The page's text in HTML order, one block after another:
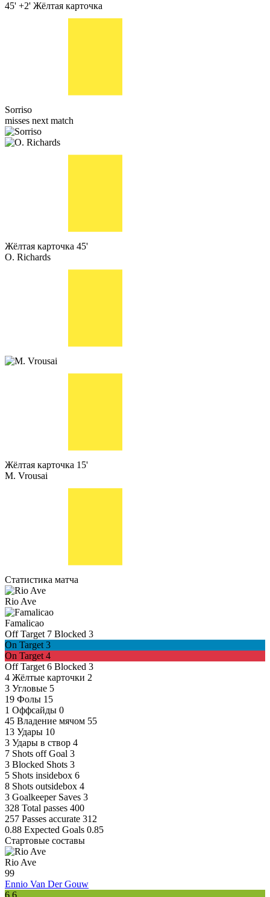
45' +2' Жёлтая карточка
Sorriso
misses next match
Жёлтая карточка 45'
O. Richards
Жёлтая карточка 15'
M. Vrousai
Статистика матча
Rio Ave
Famalicao
Off Target 7 Blocked 3
On Target 3
On Target 4
Off Target 6 Blocked 3
4 Жёлтые карточки 2
3 Угловые 5
19 Фолы 15
1 Оффсайды 0
45 Владение мячом 55
13 Удары 10
3 Удары в створ 4
7 Shots off Goal 3
3 Blocked Shots 3
5 Shots insidebox 6
8 Shots outsidebox 4
3 Goalkeeper Saves 3
328 Total passes 400
257 Passes accurate 312
0.88 Expected Goals 0.85
Стартовые составы
Rio Ave
99
Ennio Van Der Gouw